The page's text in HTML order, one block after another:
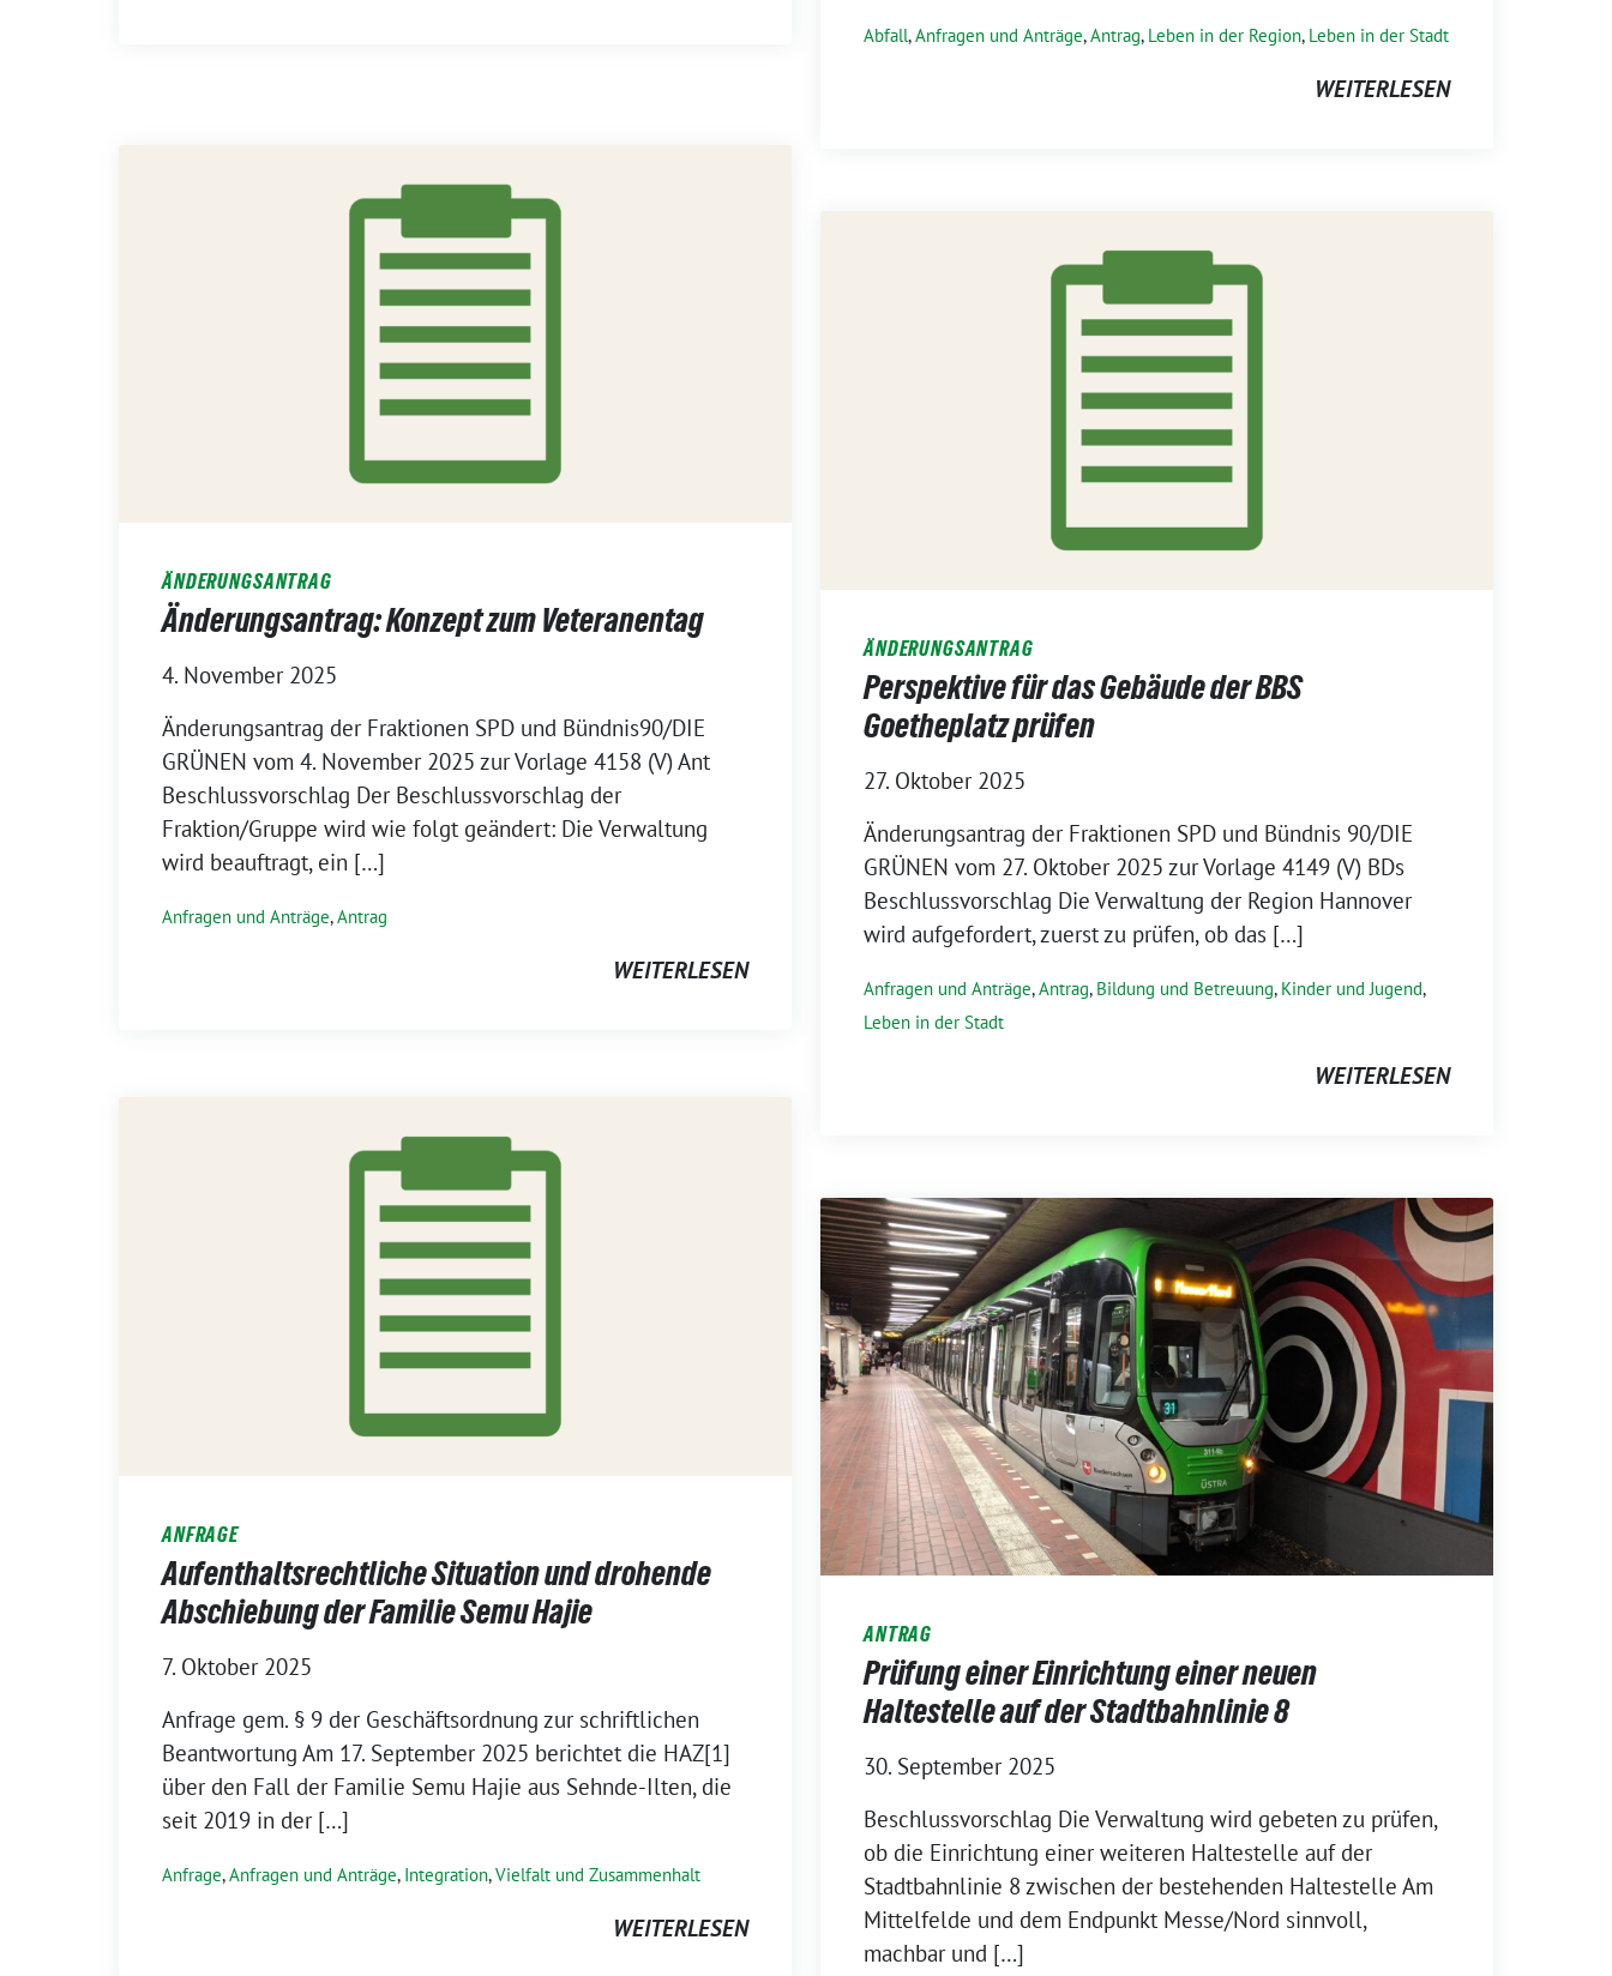
Abfall,Anfragen und Anträge,Antrag, Leben in der Region, Leben in der Stadt
WEITERLESEN
ÄNDERUNGSANTRAG
Änderungsantrag: Konzept zum Veteranentag
4. November 2025
Änderungsantrag der Fraktionen SPD und Bündnis90/DIE
GRÜNEN vom 4. November 2025 zur Vorlage 4158 (V) Ant
Beschlussvorschlag Der Beschlussvorschlag der
Fraktion/Gruppe wird wie folgt geändert: Die Verwaltung
wird beauftragt, ein […]
Anfragen und Anträge,Antrag
WEITERLESEN
ÄNDERUNGSANTRAG
Perspektive für das Gebäude der BBS
Goetheplatz prüfen
27. Oktober 2025
Änderungsantrag der Fraktionen SPD und Bündnis 90/DIE
GRÜNEN vom 27. Oktober 2025 zur Vorlage 4149 (V) BDs
Beschlussvorschlag Die Verwaltung der Region Hannover
wird aufgefordert, zuerst zu prüfen, ob das […]
Anfragen und Anträge,Antrag, Bildung und Betreuung, Kinder und Jugend,
Leben in der Stadt
WEITERLESEN
ANFRAGE
Aufenthaltsrechtliche Situation und drohende
Abschiebung der Familie Semu Hajie
7. Oktober 2025
Anfrage gem. § 9 der Geschäftsordnung zur schriftlichen
Beantwortung Am 17. September 2025 berichtet die HAZ[1]
über den Fall der Familie Semu Hajie aus Sehnde-Ilten, die
seit 2019 in der […]
Anfrage,Anfragen und Anträge, Integration,Vielfalt und Zusammenhalt
WEITERLESEN
ANTRAG
Prüfung einer Einrichtung einer neuen
Haltestelle auf der Stadtbahnlinie 8
30. September 2025
Beschlussvorschlag Die Verwaltung wird gebeten zu prüfen,
ob die Einrichtung einer weiteren Haltestelle auf der
Stadtbahnlinie 8 zwischen der bestehenden Haltestelle Am
Mittelfelde und dem Endpunkt Messe/Nord sinnvoll,
machbar und […]